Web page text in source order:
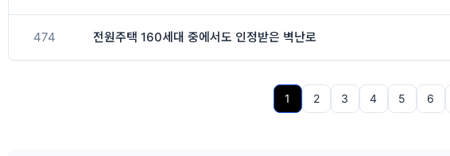
474 전원주택 160세대 중에서도 인정받은 벽난로
1 2 3 4 5 6